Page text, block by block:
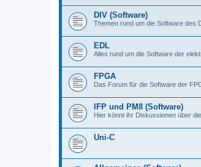
DIV (Software)
Themen rund um die Software des
EDL
Alles rund um die Software der
FPGA
Das Forum für die Software der
IFP und PM8 (Software)
Hier könnt ihr Diskussionen über
Uni-C